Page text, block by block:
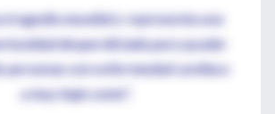
tragedia mundial y representa una
desperdiciada para ayudar
personas con enfermedad cardíaca
a muy bajo costo".